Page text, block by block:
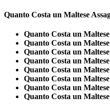
Quanto Costa un Maltese
Quanto Costa un
Quanto Costa un
Quanto Costa un
Quanto Costa un
Quanto Costa un
Quanto Costa un
Quanto Costa un
Quanto Costa un Maltese